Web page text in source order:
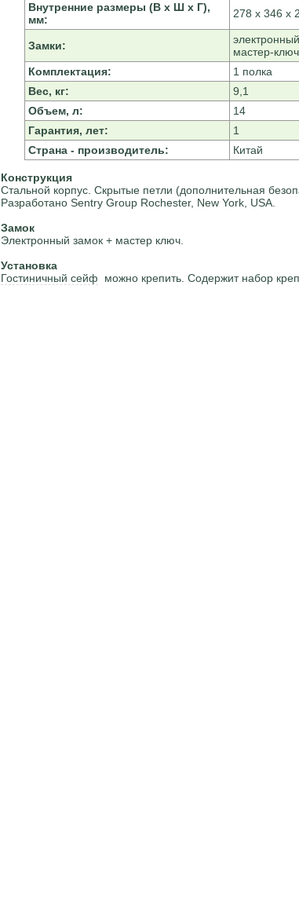
Внутренние размеры (В х Ш х Г),
мм:
278 х 346 х
Замки:
мастер-ключ
Комплектация:
1 полка
Вес, кг:
9,1
Объем, л:
14
Гарантия, лет:
1
Страна - производитель:
Китай
Конструкция
Стальной корпус. Скрытые петли (дополнительная
Разработано Sentry Group Rochester, New York, USA.
Замок
Электронный замок + мастер ключ.
Установка
Гостиничный сейф можно крепить. Содержит набор